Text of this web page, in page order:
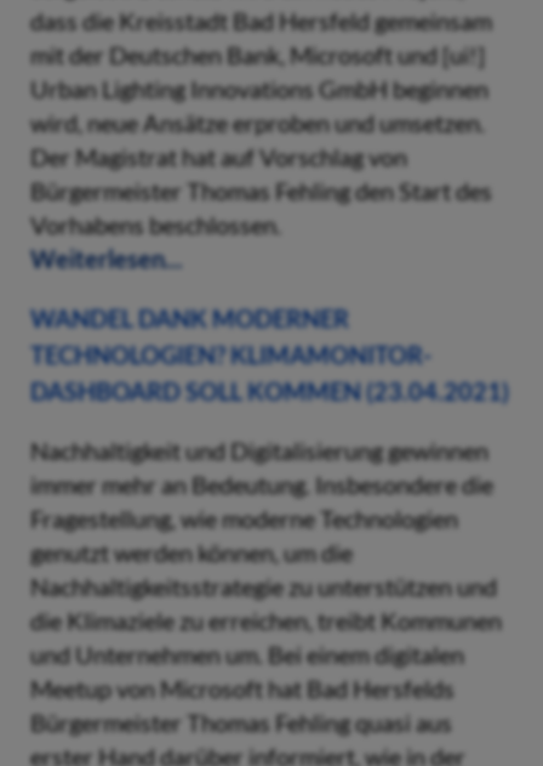
dass die Kreisstadt Bad Hersfeld gemeinsam
mit der Deutschen Bank, Microsoft und [ui!]
Urban Lighting Innovations GmbH beginnen
wird, neue Ansätze erproben und umsetzen.
Der Magistrat hat auf Vorschlag von
Bürgermeister Thomas Fehling den Start des
Vorhabens beschlossen.
Weiterlesen...
WANDEL DANK MODERNER
TECHNOLOGIEN? KLIMAMONITOR-
DASHBOARD SOLL KOMMEN (23.04.2021)
Nachhaltigkeit und Digitalisierung gewinnen
immer mehr an Bedeutung. Insbesondere die
Fragestellung, wie moderne Technologien
genutzt werden können, um die
Nachhaltigkeitsstrategie zu unterstützen und
die Klimaziele zu erreichen, treibt Kommunen
und Unternehmen um. Bei einem digitalen
Meetup von Microsoft hat Bad Hersfelds
Bürgermeister Thomas Fehling quasi aus
erster Hand darüber informiert, wie in der